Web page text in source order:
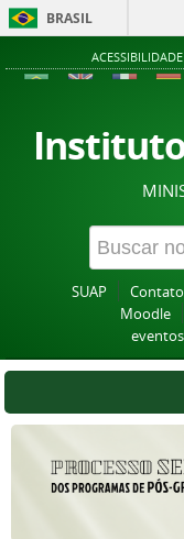
BRASIL
ACESSIBILIDADE
SUAP Contato
Moodle
eventos